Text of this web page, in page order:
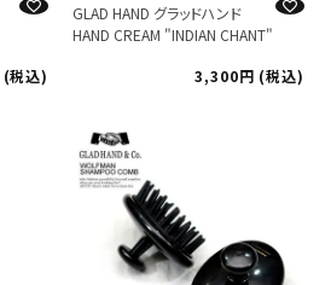
税込
GLAD HAND グラッドハンド
HAND CREAM "INDIAN CHANT"
3,300
税込